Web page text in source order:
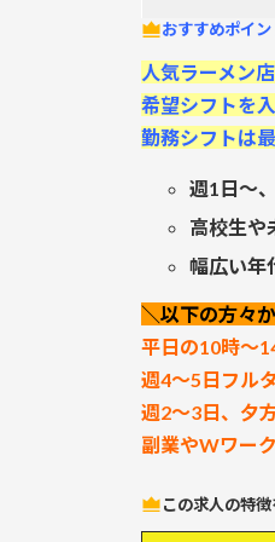
おすすめポイン
人気ラーメン
希望シフトを
勤務シフトは
週1日～
高校生や
幅広い年
＼以下の方々
平日の10時～
週4～5日フル
週2～3日、夕
副業やWワー
この求人の特